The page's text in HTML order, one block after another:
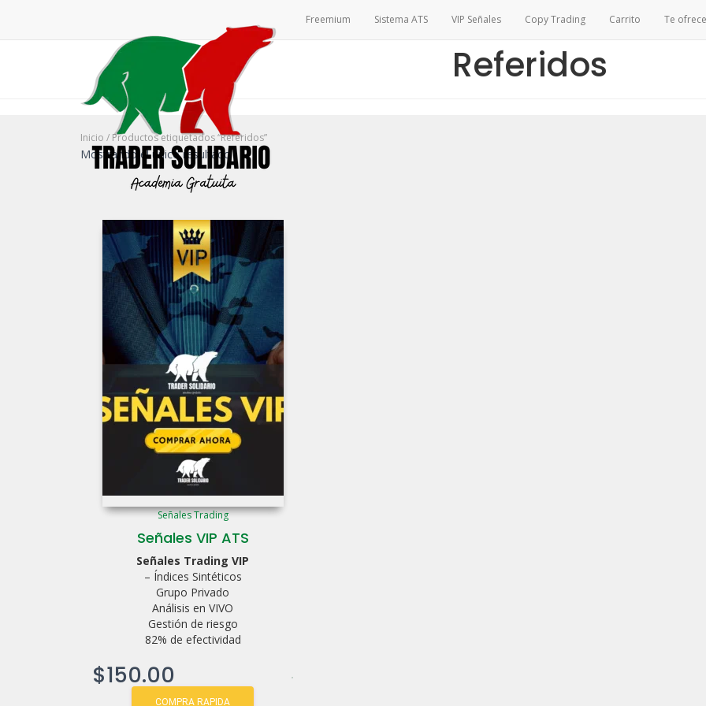
Freemium Sistema ATS VIP Señales Copy Trading Carrito Te
Referidos
Inicio / Productos etiquetados “Referidos”
Mostrando el único resultado
Señales Trading
Señales VIP ATS
Señales Trading VIP
– Índices Sintéticos
Grupo Privado
Análisis en VIVO
Gestión de riesgo
82% de efectividad
$150.00
COMPRA RAPIDA